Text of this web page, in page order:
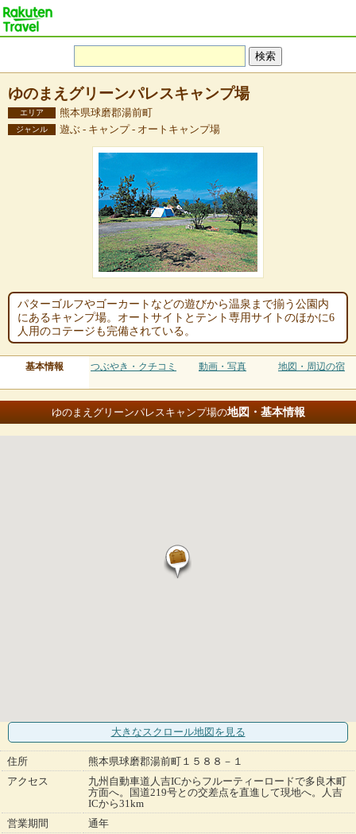
ゆのまえグリーンパレスキャンプ場
エリア 熊本県球磨郡湯前町
ジャンル 遊ぶ - キャンプ - オートキャンプ場
パターゴルフやゴーカートなどの遊びから温泉まで揃う公園内
にあるキャンプ場。オートサイトとテント専用サイトのほかに6
人用のコテージも完備されている。
基本情報 つぶやき・クチコミ 動画・写真 地図・周辺の宿
ゆのまえグリーンパレスキャンプ場の地図・基本情報
大きなスクロール地図 を見る
住所
熊本県球磨郡湯前町１５８８－１
アクセス
九州自動車道人吉ICからフルーティーロードで多良木町
方面へ。国道219号との交差点を直進して現地へ。人吉
ICから31km
営業期間
通年